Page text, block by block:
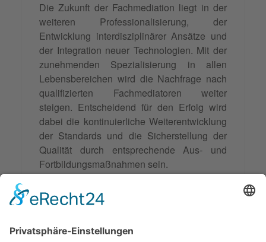
Die Zukunft der Fachmediation liegt in der
weiteren Professionalisierung, der
Entwicklung interdisziplinärer Ansätze und
der Integration neuer Technologien. Mit der
zunehmenden Spezialisierung in allen
Lebensbereichen wird die Nachfrage nach
qualifizierten Fachmediatoren weiter
steigen. Entscheidend für den Erfolg wird
dabei die kontinuierliche Weiterentwicklung
der Standards und die Sicherstellung der
Qualität durch entsprechende Aus- und
Fortbildungsmaßnahmen sein.
wichtigen Baustein in der modernen
bei, komplexe Streitigkeiten konstruktiv und